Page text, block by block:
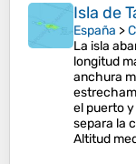
Isla de
España >
La isla
longitud
anchura
el puerto
separa la
Altitud